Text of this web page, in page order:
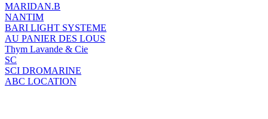
MARIDAN.B
NANTIM
BARI LIGHT SYSTEME
AU PANIER DES LOUS
Thym Lavande & Cie
SC
SCI DROMARINE
ABC LOCATION